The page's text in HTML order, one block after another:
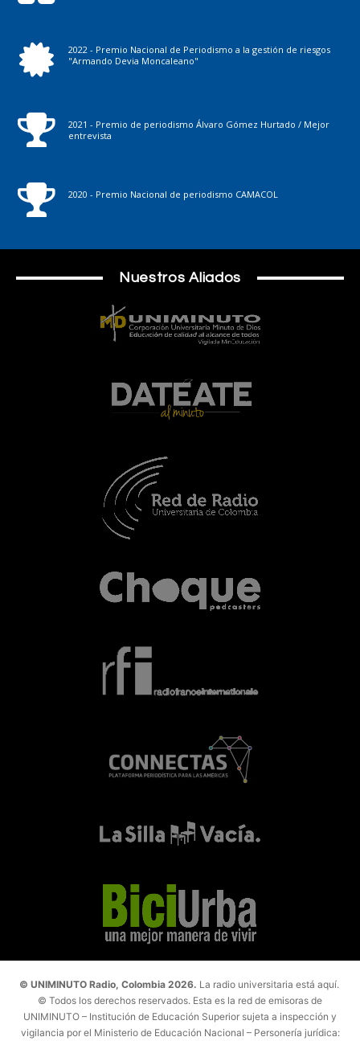
2022 - Premio Nacional de Periodismo a la gestión de riesgos
"Armando Devia Moncaleano"
2021 - Premio de periodismo Álvaro Gómez Hurtado / Mejor
entrevista
2020 - Premio Nacional de periodismo CAMACOL
Nuestros Aliados
© UNIMINUTO Radio, Colombia 2026. La radio universitaria está aquí.
© Todos los derechos reservados. Esta es la red de emisoras de
UNIMINUTO – Institución de Educación Superior sujeta a inspección y
vigilancia por el Ministerio de Educación Nacional – Personería jurídica: